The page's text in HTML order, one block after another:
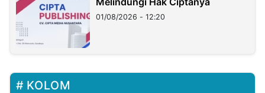
01/08/2026 - 12:20
KOLOM